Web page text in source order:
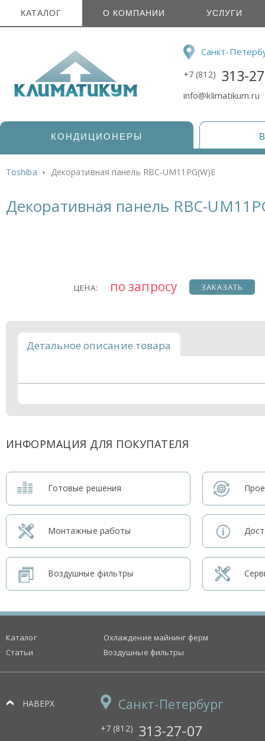
КАТАЛОГ О КОМПАНИИ УСЛУГИ
Санкт-
+7 (812) 313-
info@klimatikum.ru
КОНДИЦИОНЕРЫ
Toshiba Декоративная панель RBC-UM11PG(W)E
Декоративная панель RBC-
ЦЕНА: по запросу ЗАКАЗАТЬ
Детальное описание товара
ИНФОРМАЦИЯ ДЛЯ ПОКУПАТЕЛЯ
Готовые решения
Монтажные работы
Воздушные фильтры
Каталог
Статьи
Охлаждение майнинг ферм
Воздушные фильтры
НАВЕРХ Санкт-Петербург
+7 (812) 313-27-07